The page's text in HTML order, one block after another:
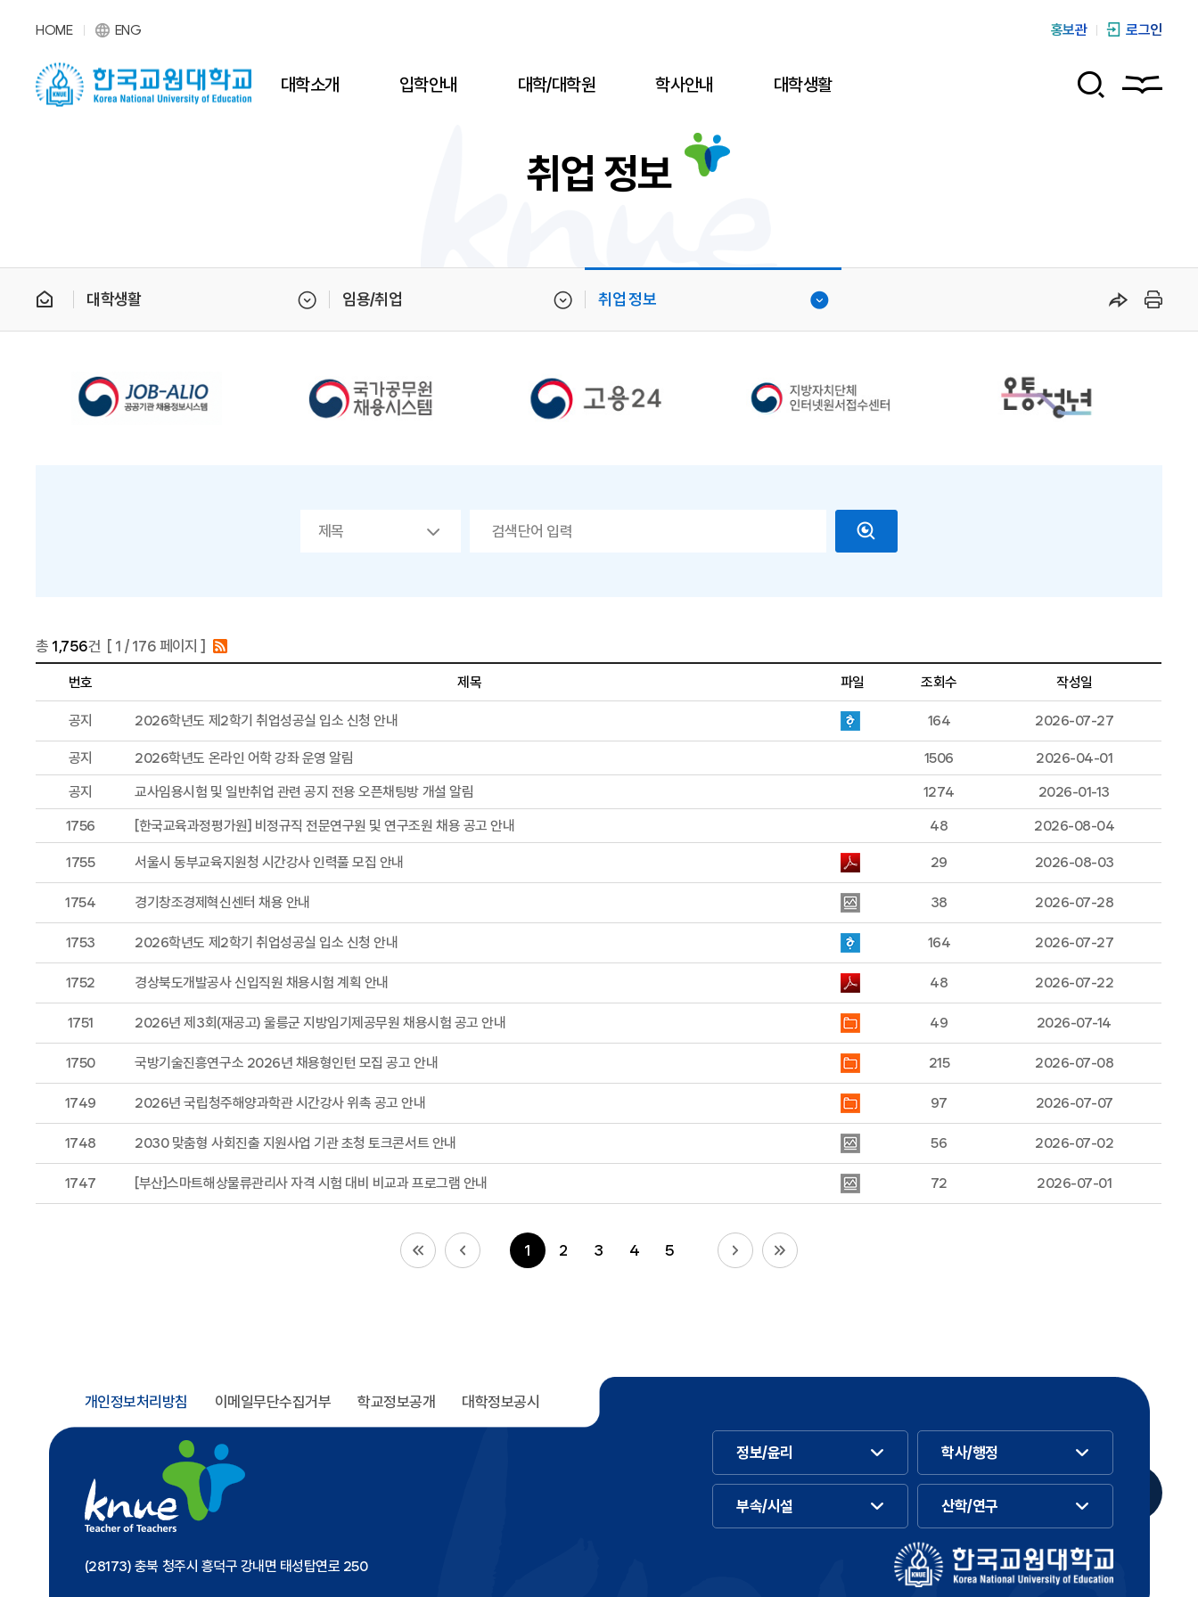
HOME ENG 홍보관 로그인
대학소개 입학안내 대학/대학원 학사안내 대학생활
취업 정보
대학생활 임용/취업 취업 정보
총 1,756건 [ 1 / 176 페이지 ]
번호 제목 파일 조회수 작성일
공지 2026학년도 제2학기 취업성공실 입소 신청 안내 164 2026-07-27
공지 2026학년도 온라인 어학 강좌 운영 알림 1506
2026-04-01
공지
교사임용시험 및 일반취업 관련 공지 전용 오픈채팅방 개설 알림 1274
2026-01-13
1756
[한국교육과정평가원] 비정규직 전문연구원 및 연구조원 채용 공고 안내 48 2026-08-04
1755 서울시 동부교육지원청 시간강사 인력풀 모집 안내 29 2026-08-03
1754 경기창조경제혁신센터 채용 안내 38 2026-07-28
1753 2026학년도 제2학기 취업성공실 입소 신청 안내 164 2026-07-27
1752 경상북도개발공사 신입직원 채용시험 계획 안내 48 2026-07-22
1751 2026년 제3회(재공고) 울릉군 지방임기제공무원 채용시험 공고 안내 49 2026-07-14
1750 국방기술진흥연구소 2026년 채용형인턴 모집 공고 안내 215 2026-07-08
1749 2026년 국립청주해양과학관 시간강사 위촉 공고 안내 97 2026-07-07
1748 2030 맞춤형 사회진출 지원사업 기관 초청 토크콘서트 안내 56 2026-07-02
1747 [부산]스마트해상물류관리사 자격 시험 대비 비교과 프로그램 안내 72 2026-07-01
1 2 3 4 5
개인정보처리방침 이메일무단수집거부 학교정보공개 대학정보공시
(28173) 충북 청주시 흥덕구 강내면 태성탑연로 250
정보/윤리 학사/행정
부속/시설 산학/연구